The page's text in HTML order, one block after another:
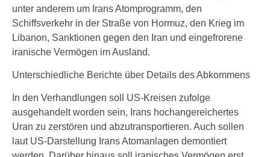
unter anderem um Irans Atomprogramm, den
Schiffsverkehr in der Straße von Hormuz, den Krieg im
Libanon, Sanktionen gegen den Iran und eingefrorene
iranische Vermögen im Ausland.
Unterschiedliche Berichte über Details des Abkommens
In den Verhandlungen soll US-Kreisen zufolge
ausgehandelt worden sein, Irans hochangereichertes
Uran zu zerstören und abzutransportieren. Auch sollen
laut US-Darstellung Irans Atomanlagen demontiert